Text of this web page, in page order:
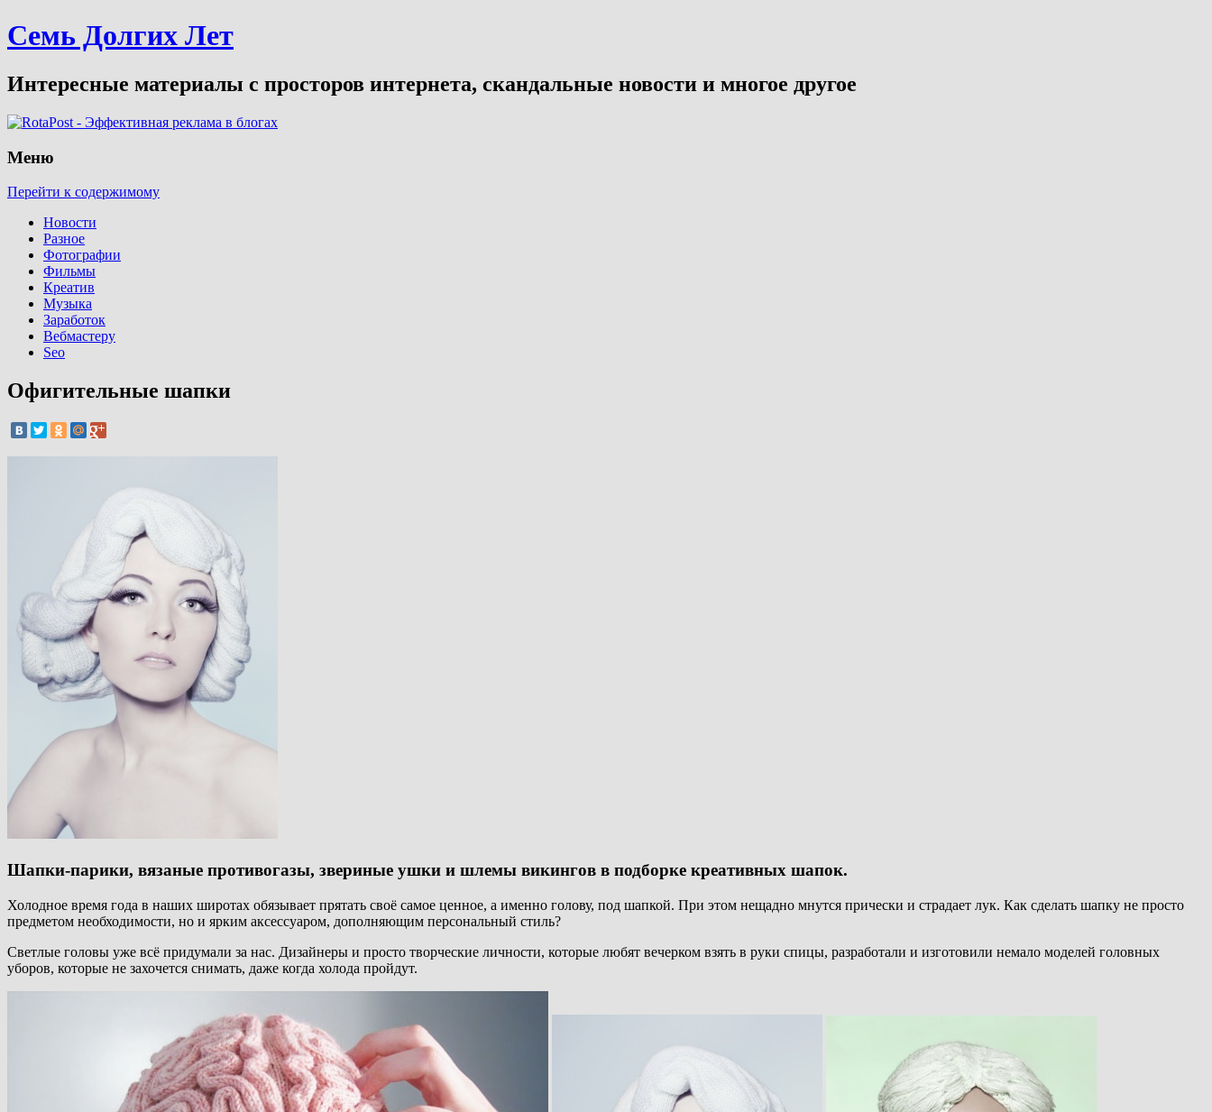
Семь Долгих Лет
Интересные материалы с просторов интернета, скандальные новости и многое другое
Меню
Перейти к содержимому
Новости
Разное
Фотографии
Фильмы
Креатив
Музыка
Заработок
Вебмастеру
Seo
Офигительные шапки
Шапки-парики, вязаные противогазы, звериные ушки и шлемы викингов в подборке креативных шапок.
Холодное время года в наших широтах обязывает прятать своё самое ценное, а именно голову, под шапкой. При этом нещадно мнутся прически и страдает лук. Как сделать шапку не просто
предметом необходимости, но и ярким аксессуаром, дополняющим персональный стиль?
Светлые головы уже всё придумали за нас. Дизайнеры и просто творческие личности, которые любят вечерком взять в руки спицы, разработали и изготовили немало моделей головных
уборов, которые не захочется снимать, даже когда холода пройдут.